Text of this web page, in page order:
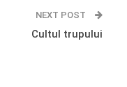
NEXT POST
Cultul trupului